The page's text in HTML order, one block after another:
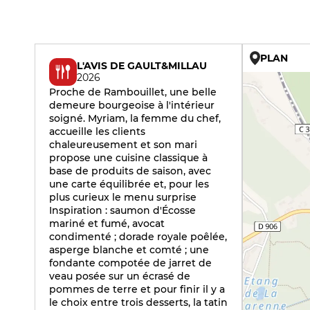
L'AVIS DE GAULT&MILLAU
2026
Proche de Rambouillet, une belle
demeure bourgeoise à l'intérieur
soigné. Myriam, la femme du chef,
accueille les clients
chaleureusement et son mari
propose une cuisine classique à
base de produits de saison, avec
une carte équilibrée et, pour les
plus curieux le menu surprise
Inspiration : saumon d'Écosse
mariné et fumé, avocat
condimenté ; dorade royale poêlée,
asperge blanche et comté ; une
fondante compotée de jarret de
veau posée sur un écrasé de
pommes de terre et pour finir il y a
le choix entre trois desserts, la tatin
PLAN